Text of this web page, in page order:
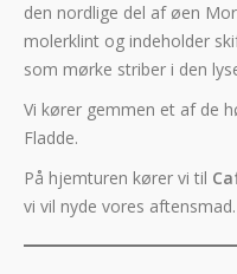
den nordlige del af øen
molerklint og indeholder
som mørke striber i den
Vi kører gemmen et af de
Fladde.
På hjemturen kører vi til
vi vil nyde vores aftensmad.